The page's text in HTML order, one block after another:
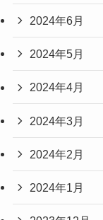
2024年6月
2024年5月
2024年4月
2024年3月
2024年2月
2024年1月